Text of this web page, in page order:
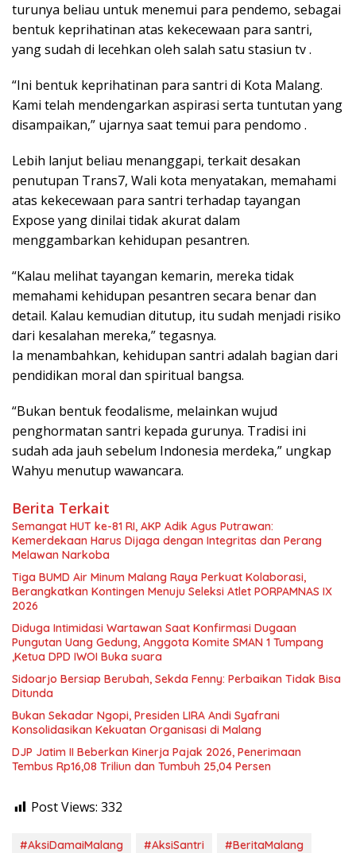
turunya beliau untuk menemui para pendemo, sebagai
bentuk keprihatinan atas kekecewaan para santri,
yang sudah di lecehkan oleh salah satu stasiun tv .
“Ini bentuk keprihatinan para santri di Kota Malang.
Kami telah mendengarkan aspirasi serta tuntutan yang
disampaikan,” ujarnya saat temui para pendomo .
Lebih lanjut beliau menanggapi, terkait desakan
penutupan Trans7, Wali kota menyatakan, memahami
atas kekecewaan para santri terhadap tayangan
Expose yang dinilai tidak akurat dalam
menggambarkan kehidupan pesantren.
“Kalau melihat tayangan kemarin, mereka tidak
memahami kehidupan pesantren secara benar dan
detail. Kalau kemudian ditutup, itu sudah menjadi risiko
dari kesalahan mereka,” tegasnya.
Ia menambahkan, kehidupan santri adalah bagian dari
pendidikan moral dan spiritual bangsa.
“Bukan bentuk feodalisme, melainkan wujud
penghormatan santri kepada gurunya. Tradisi ini
sudah ada jauh sebelum Indonesia merdeka,” ungkap
Wahyu menutup wawancara.
Berita Terkait
Semangat HUT ke-81 RI, AKP Adik Agus Putrawan:
Kemerdekaan Harus Dijaga dengan Integritas dan Perang
Melawan Narkoba
Tiga BUMD Air Minum Malang Raya Perkuat Kolaborasi,
Berangkatkan Kontingen Menuju Seleksi Atlet PORPAMNAS IX
2026
Diduga Intimidasi Wartawan Saat Konfirmasi Dugaan
Pungutan Uang Gedung, Anggota Komite SMAN 1 Tumpang
,Ketua DPD IWOI Buka suara
Sidoarjo Bersiap Berubah, Sekda Fenny: Perbaikan Tidak Bisa
Ditunda
Bukan Sekadar Ngopi, Presiden LIRA Andi Syafrani
Konsolidasikan Kekuatan Organisasi di Malang
DJP Jatim II Beberkan Kinerja Pajak 2026, Penerimaan
Tembus Rp16,08 Triliun dan Tumbuh 25,04 Persen
Post Views: 332
#AksiDamaiMalang #AksiSantri #BeritaMalang